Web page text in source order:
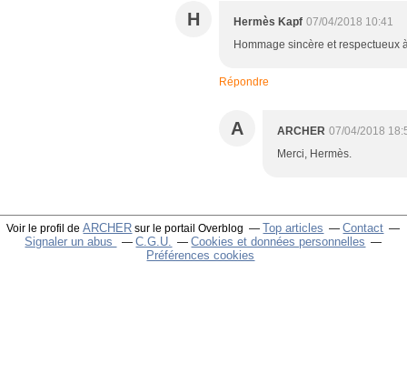
H Hermès Kapf 07/04/2018 10:41
Hommage sincère et respectueux
Répondre
A ARCHER 07/04/2018
Merci, Hermès.
Voir le profil deARCHER sur le portail Overblog Top articles
Contact
Signaler un abus
C.G.U.
Cookies et données personnelles
Préférences cookies